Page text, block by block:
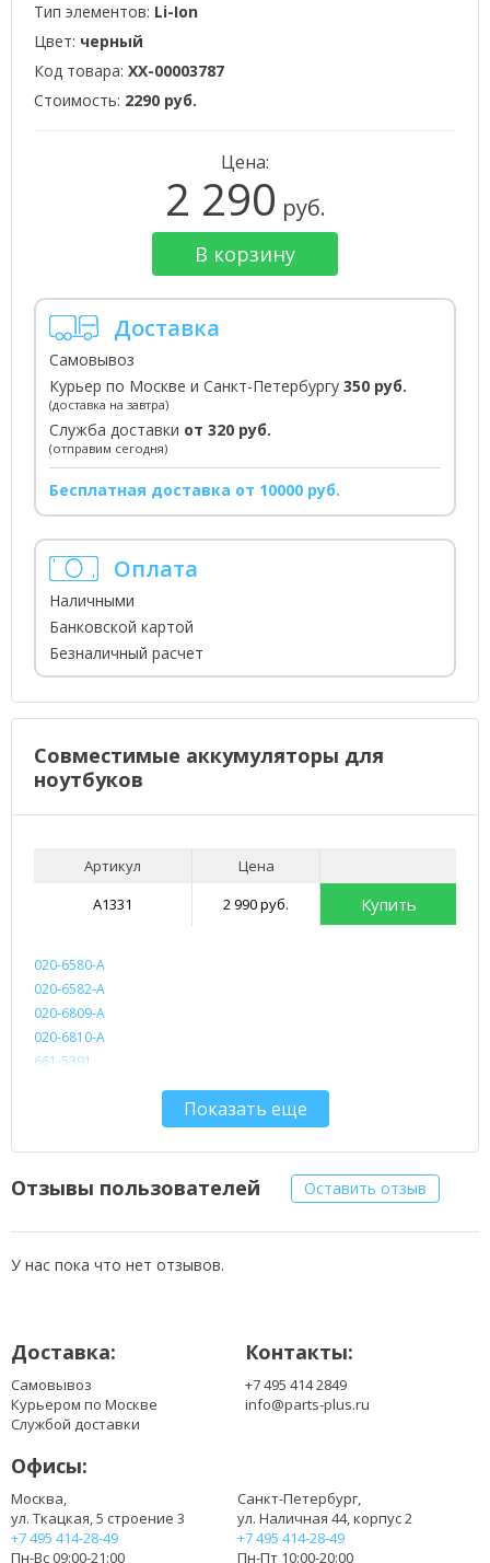
Тип элементов: Li-Ion
Цвет: черный
Код товара: XX-00003787
Стоимость: 2290 руб.
Цена:
2 290 руб.
В корзину
Доставка
Самовывоз
Курьер по Москве и Санкт-Петербургу 350 руб.
(доставка на завтра)
Служба доставки от 320 руб.
(отправим сегодня)
Бесплатная доставка от 10000 руб.
Оплата
Наличными
Банковской картой
Безналичный расчет
Совместимые аккумуляторы для
ноутбуков
Артикул
Цена
A1331
2 990 руб. Купить
020-6580-A
020-6582-A
020-6809-A
020-6810-A
661-5391
Показать еще
Отзывы пользователей Оставить отзыв
У нас пока что нет отзывов.
Доставка:
Самовывоз
Курьером по Москве
Службой доставки
Контакты:
+7 495 414 2849
info@parts-plus.ru
Офисы:
Москва,
ул. Ткацкая, 5 строение 3
+7 495 414-28-49
Пн-Вс 09:00-21:00
Санкт-Петербург,
ул. Наличная 44, корпус 2
+7 495 414-28-49
Пн-Пт 10:00-20:00